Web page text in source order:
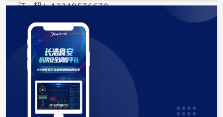
江 超：13319576670